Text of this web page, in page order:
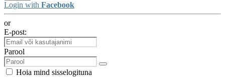
Login with Facebook
or
E-post:
Parool
Hoia mind sisselogituna